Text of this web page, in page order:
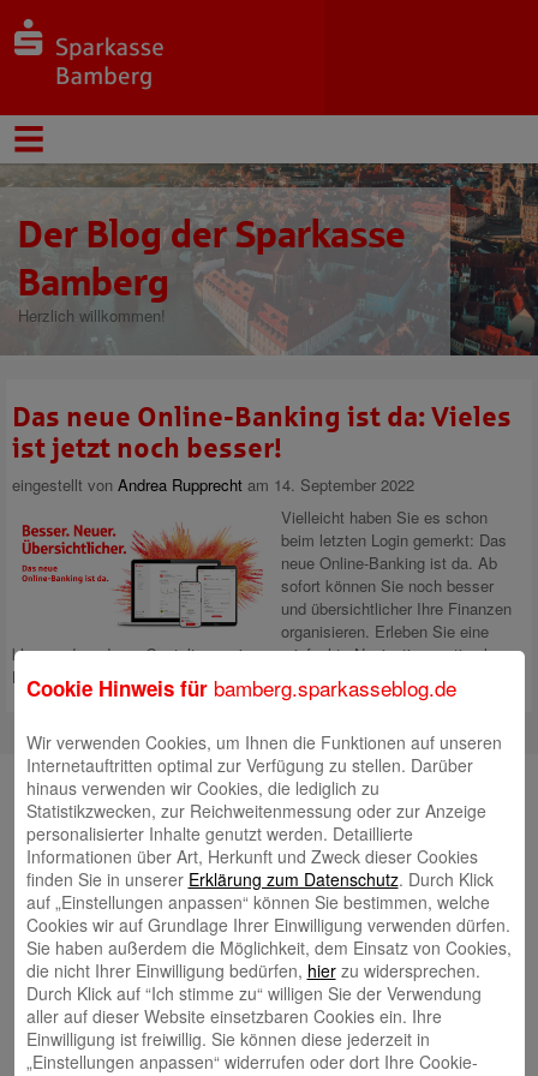
Der Blog der Sparkasse
Bamberg
Herzlich willkommen!
Das neue Online-Banking ist da: Vieles
ist jetzt noch besser!
eingestellt von Andrea Rupprecht am 14. September 2022
Vielleicht haben Sie es schon
beim letzten Login gemerkt: Das
neue Online-Banking ist da. Ab
sofort können Sie noch besser
und übersichtlicher Ihre Finanzen
organisieren. Erleben Sie eine
klare und moderne Gestaltung, eine vereinfachte Navigation, optimale
Lesbarkeit und Vieles mehr
Mehr lesen
Unsere Autorinnen und Autoren
Andrea Rupprecht
Jonas Simon
Cookie Hinweis für bamberg.sparkasseblog.de
Wir verwenden Cookies, um Ihnen die Funktionen auf unseren
Internetauftritten optimal zur Verfügung zu stellen. Darüber
hinaus verwenden wir Cookies, die lediglich zu
Statistikzwecken, zur Reichweitenmessung oder zur Anzeige
personalisierter Inhalte genutzt werden. Detaillierte
Informationen über Art, Herkunft und Zweck dieser Cookies
finden Sie in unserer Erklärung zum Datenschutz. Durch Klick
auf „Einstellungen anpassen“ können Sie bestimmen, welche
Cookies wir auf Grundlage Ihrer Einwilligung verwenden dürfen.
Sie haben außerdem die Möglichkeit, dem Einsatz von Cookies,
die nicht Ihrer Einwilligung bedürfen, hierzu widersprechen.
Durch Klick auf “Ich stimme zu“ willigen Sie der Verwendung
aller auf dieser Website einsetzbaren Cookies ein. Ihre
Einwilligung ist freiwillig. Sie können diese jederzeit in
„Einstellungen anpassen“ widerrufen oder dort Ihre Cookie-